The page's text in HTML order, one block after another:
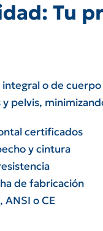
Tu
integral o de
pelvis,
certificados
y cintura
de fabricación
o CE